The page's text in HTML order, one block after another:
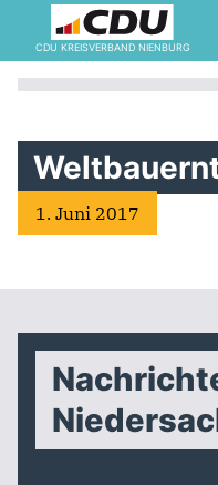
CDU KREISVERBAND NIENBURG
Unser
1. Juni 2017